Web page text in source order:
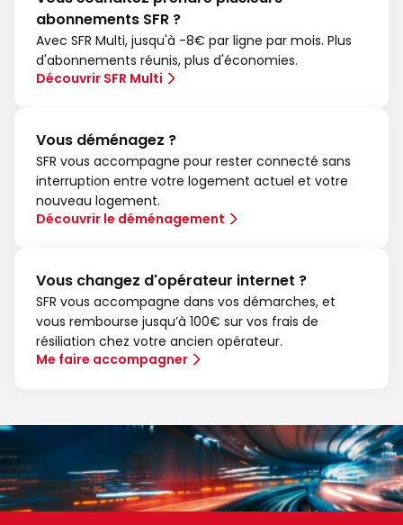
abonnements SFR ?
Avec SFR Multi, jusqu'à -8€ par ligne par mois. Plus
d'abonnements réunis, plus d'économies.
Découvrir SFR Multi
Vous déménagez ?
SFR vous accompagne pour rester connecté sans
interruption entre votre logement actuel et votre
nouveau logement.
Découvrir le déménagement
Vous changez d'opérateur internet ?
SFR vous accompagne dans vos démarches, et
vous rembourse jusqu’à 100€ sur vos frais de
résiliation chez votre ancien opérateur.
Me faire accompagner